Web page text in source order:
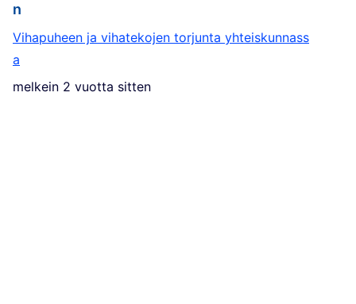
melkein 2 vuotta sitten
n
Vihapuheen ja vihatekojen torjunta yhteiskunnass
a